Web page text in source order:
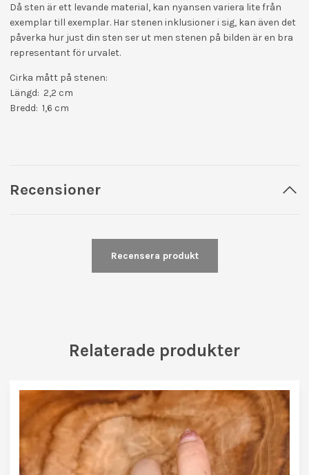
Då sten är ett levande material, kan nyansen variera lite från
exemplar till exemplar. Har stenen inklusioner i sig, kan även det
påverka hur just din sten ser ut men stenen på bilden är en bra
representant för urvalet.
Cirka mått på stenen:
Längd: 2,2 cm
Bredd: 1,6 cm
Recensioner
Recensera produkt
Relaterade produkter